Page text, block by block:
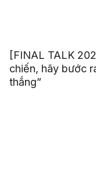
[FINAL TALK
chiến, hãy bước
thắng”